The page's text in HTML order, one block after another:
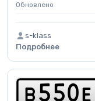
Обновлено
s-klass
Подробнее
b 5 5 0 e